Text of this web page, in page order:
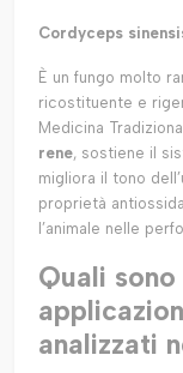
Cordyceps
È un fungo molto
ricostituente e
Medicina
rene, sostiene il
migliora il tono
proprietà
l’animale nelle
Quali
analizzati